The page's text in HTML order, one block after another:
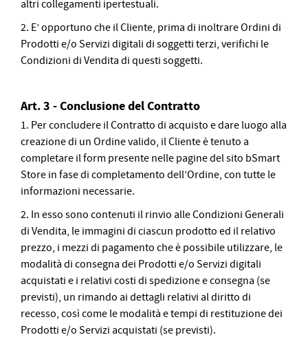
altri collegamenti ipertestuali.
2. E’ opportuno che il Cliente, prima di inoltrare Ordini di
Prodotti e/o Servizi digitali di soggetti terzi, verifichi le
Condizioni di Vendita di questi soggetti.
Art. 3 - Conclusione del Contratto
1. Per concludere il Contratto di acquisto e dare luogo alla
creazione di un Ordine valido, il Cliente è tenuto a
completare il form presente nelle pagine del sito bSmart
Store in fase di completamento dell’Ordine, con tutte le
informazioni necessarie.
2. In esso sono contenuti il rinvio alle Condizioni Generali
di Vendita, le immagini di ciascun prodotto ed il relativo
prezzo, i mezzi di pagamento che è possibile utilizzare, le
modalità di consegna dei Prodotti e/o Servizi digitali
acquistati e i relativi costi di spedizione e consegna (se
previsti), un rimando ai dettagli relativi al diritto di
recesso, così come le modalità e tempi di restituzione dei
Prodotti e/o Servizi acquistati (se previsti).